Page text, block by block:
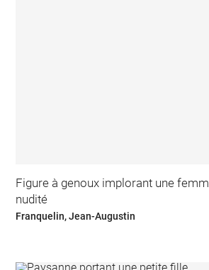
Figure à genoux implorant une
nudité
Franquelin, Jean-Augustin